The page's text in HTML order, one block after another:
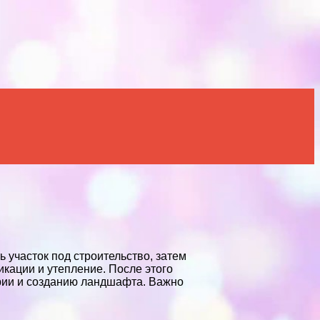
под строительство, затем
и утепление. После этого
и созданию ландшафта. Важно